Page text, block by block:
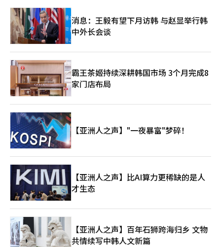
KGC人参公司的相关负责人表示：“我们通过宣传韩国人参和红参
的传统与科学技术，赢得了当地消费者的关注。我们将通过开发适
合当地的产品和扩大全球分销网络，强化作为全球综合健康品牌的
地位。” The Born Korea在德国“Globus”开设第二家韩食角
The Born Korea宣布，在德国法兰克福附近的埃施博恩地区
Globus超市美食广场开设了第二家“全球食品咨询”方式的韩食
角。埃施博恩是国际商务中心，全球企业分公司和韩国、亚洲客户
比例较高。此前，The Born Korea于去年7月在几乎没有韩国人
居住的圣文德尔地区开设了第一家店，验证了韩食角的运营可能
性。此次第二家店的开设是为了在不同地区检验当地消费者的反
应。店铺采用The Born Korea开发的B2B酱料供应，并提供菜单
构成和烹饪指南等运营咨询的“全球食品咨询”方式运营。
Globus根据咨询，由当地厨师使用德国食材直接烹饪菜单。菜单
以拌饭和盖饭为主，顾客可以选择鸡肉、猪肉、牛肉或素食等类
型，并选择浇头酱料，符合西方消费者的点餐方式。The Born
Korea计划在运营稳定后，考虑引入以西方市场偏好的韩食菜单为
中心的新菜单。目前正在与Globus讨论第三家店的选址，并计划
在约40家运营美食广场的超市中扩大韩食角。此外，还将多元化海
外业务模式，推进在大型购物中心等综合空间中同时入驻多个品牌
的“综合空间整合特许经营解决方案”，并扩大B2B酱料供应和流
通商品、共同开发商品等业务范围。同时，计划在年内推进百咖啡
的日本市场进入。The Born Korea的相关负责人表示：“通过
Globus第二家店的开设，确认了全球食品咨询方式的业务扩展可
能性。我们将通过扩大角落和多样化的海外业务组合，正式扩大业
务。”※ 本报道经人工智能（AI）系统翻译与编辑。
消息：王毅有望下月访韩 与赵显举行韩
中外长会谈
霸王茶姬持续深耕韩国市场 3个月完成8
家门店布局
【亚洲人之声】"一夜暴富"梦碎！
【亚洲人之声】比AI算力更稀缺的是人
才生态
【亚洲人之声】百年石狮跨海归乡 文物
共情续写中韩人文新篇